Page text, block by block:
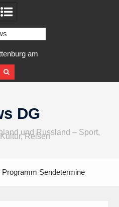
am
Ufer
DG
und Russland – Sport,
Reisen
Sendetermine